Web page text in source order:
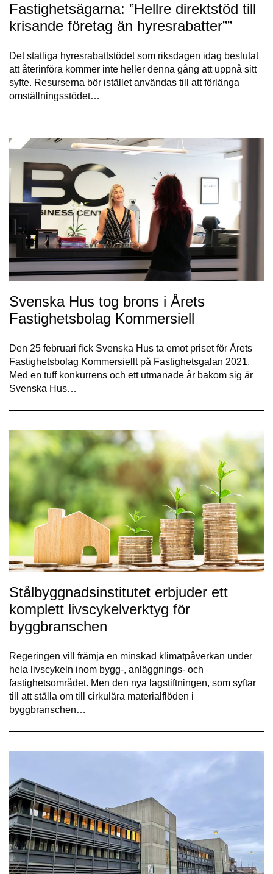
Fastighetsägarna: ”Hellre direktstöd till
krisande företag än hyresrabatter””
Det statliga hyresrabattstödet som riksdagen idag beslutat
att återinföra kommer inte heller denna gång att uppnå sitt
syfte. Resurserna bör istället användas till att förlänga
omställningsstödet…
Svenska Hus tog brons i Årets
Fastighetsbolag Kommersiell
Den 25 februari fick Svenska Hus ta emot priset för Årets
Fastighetsbolag Kommersiellt på Fastighetsgalan 2021.
Med en tuff konkurrens och ett utmanade år bakom sig är
Svenska Hus…
Stålbyggnadsinstitutet erbjuder ett
komplett livscykelverktyg för
byggbranschen
Regeringen vill främja en minskad klimatpåverkan under
hela livscykeln inom bygg-, anläggnings- och
fastighetsområdet. Men den nya lagstiftningen, som syftar
till att ställa om till cirkulära materialflöden i
byggbranschen…